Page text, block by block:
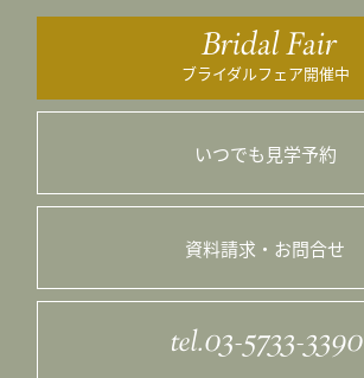
Bridal Fair
ブライダルフェア開催中
いつでも見学予約
資料請求・お問合せ
tel.03-5733-3390